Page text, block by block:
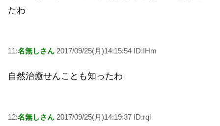
たわ
11:名無しさん 2017/09/25(月)14:15:54 ID:IHm
自然治癒せんことも知ったわ
12:名無しさん 2017/09/25(月)14:19:37 ID:rql